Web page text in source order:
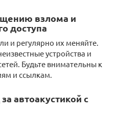
взлома и
доступа
и регулярно их меняйте.
устройства и
Будьте внимательны к
и ссылкам.
автоакустикой с